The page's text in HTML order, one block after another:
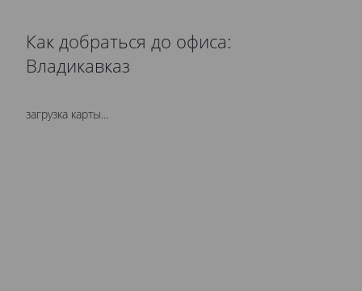
Как добраться до офиса:
Владикавказ
загрузка карты...